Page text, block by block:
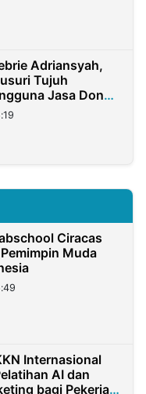
Adriansyah,
Tujuh
Jasa Don
Ciracas
Muda
Internasional
AI dan
bagi Pekerja